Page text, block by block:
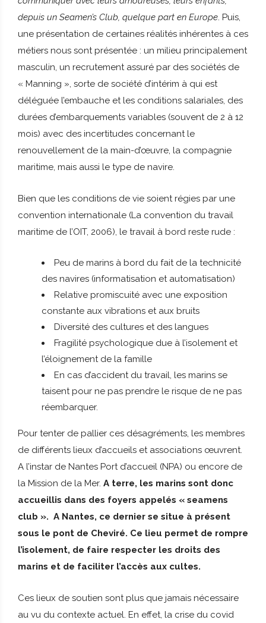
depuis un Seamen’s Club, quelque part en Europe. Puis,
une présentation de certaines réalités inhérentes à ces
métiers nous sont présentée : un milieu principalement
masculin, un recrutement assuré par des sociétés de
« Manning », sorte de société d’intérim à qui est
déléguée l’embauche et les conditions salariales, des
durées d’embarquements variables (souvent de 2 à 12
mois) avec des incertitudes concernant le
renouvellement de la main-d’œuvre, la compagnie
maritime, mais aussi le type de navire.
Bien que les conditions de vie soient régies par une
convention internationale (La convention du travail
maritime de l’OIT, 2006), le travail à bord reste rude :
Peu de marins à bord du fait de la technicité
des navires (informatisation et automatisation)
Relative promiscuité avec une exposition
constante aux vibrations et aux bruits
Diversité des cultures et des langues
Fragilité psychologique due à l’isolement et
l’éloignement de la famille
En cas d’accident du travail, les marins se
taisent pour ne pas prendre le risque de ne pas
réembarquer.
Pour tenter de pallier ces désagréments, les membres
de différents lieux d’accueils et associations œuvrent.
A l’instar de Nantes Port d’accueil (NPA) ou encore de
la Mission de la Mer. A terre, les marins sont donc
accueillis dans des foyers appelés « seamens
club ». A Nantes, ce dernier se situe à présent
sous le pont de Cheviré. Ce lieu permet de rompre
l’isolement, de faire respecter les droits des
marins et de faciliter l’accès aux cultes.
Ces lieux de soutien sont plus que jamais nécessaire
au vu du contexte actuel. En effet, la crise du covid